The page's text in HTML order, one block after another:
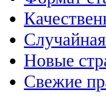
Новые
Свежие